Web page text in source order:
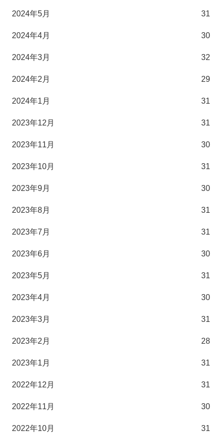
2024年5月 31
2024年4月 30
2024年3月 32
2024年2月 29
2024年1月 31
2023年12月 31
2023年11月 30
2023年10月 31
2023年9月 30
2023年8月 31
2023年7月 31
2023年6月 30
2023年5月 31
2023年4月 30
2023年3月 31
2023年2月 28
2023年1月 31
2022年12月 31
2022年11月 30
2022年10月 31